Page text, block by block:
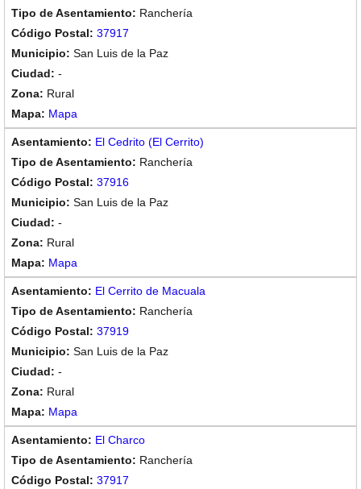
Ranchería
37917
San Luis de la Paz
-
Rural
Mapa
El Cedrito (El Cerrito)
Ranchería
37916
San Luis de la Paz
-
Rural
Mapa
El Cerrito de Macuala
Ranchería
37919
San Luis de la Paz
-
Rural
Mapa
El Charco
Ranchería
37917